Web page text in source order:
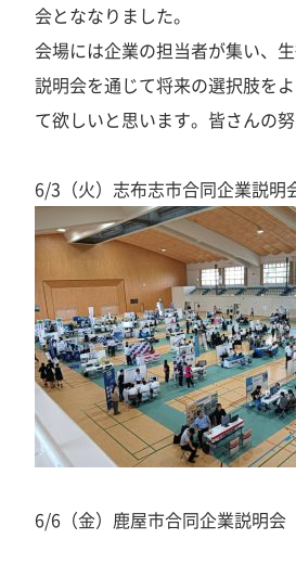
会とななりました。
会場には企業の担当者が集い、
説明会を通じて将来の選択肢を
て欲しいと思います。皆さんの
6/3（火）志布志市合同企業説明
6/6（金）鹿屋市合同企業説明会